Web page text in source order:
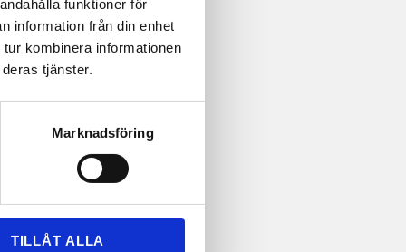
funktioner för
information från din enhet
kombinera informationen
tjänster.
Marknadsföring
TILLÅT ALLA